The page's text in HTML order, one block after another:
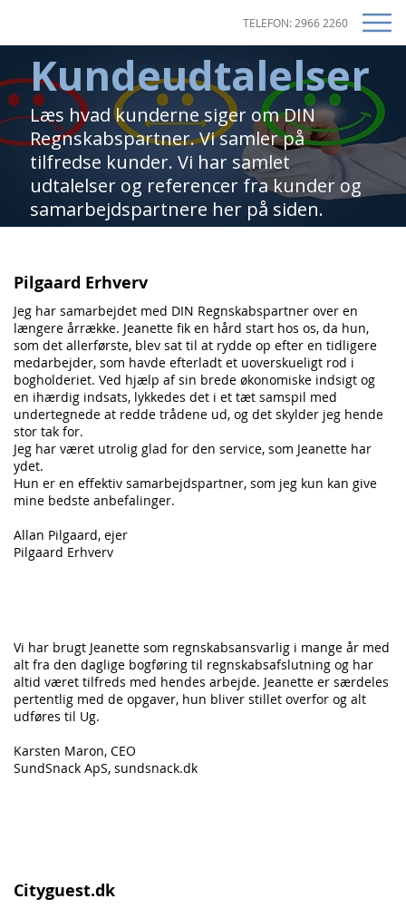
TELEFON: 2966 2260
Kundeudtalelser
Læs hvad kunderne siger om DIN
Regnskabspartner. Vi samler på
tilfredse kunder. Vi har samlet
udtalelser og referencer fra kunder og
samarbejdspartnere her på siden.
Pilgaard Erhverv
Jeg har samarbejdet med DIN Regnskabspartner over en
længere årrække. Jeanette fik en hård start hos os, da hun,
som det allerførste, blev sat til at rydde op efter en tidligere
medarbejder, som havde efterladt et uoverskueligt rod i
bogholderiet. Ved hjælp af sin brede økonomiske indsigt og
en ihærdig indsats, lykkedes det i et tæt samspil med
undertegnede at redde trådene ud, og det skylder jeg hende
stor tak for.
Jeg har været utrolig glad for den service, som Jeanette har
ydet.
Hun er en effektiv samarbejdspartner, som jeg kun kan give
mine bedste anbefalinger.
Allan Pilgaard, ejer
Pilgaard Erhverv
Vi har brugt Jeanette som regnskabsansvarlig i mange år med
alt fra den daglige bogføring til regnskabsafslutning og har
altid været tilfreds med hendes arbejde. Jeanette er særdeles
pertentlig med de opgaver, hun bliver stillet overfor og alt
udføres til Ug.
Karsten Maron, CEO
SundSnack ApS, sundsnack.dk
Cityguest.dk